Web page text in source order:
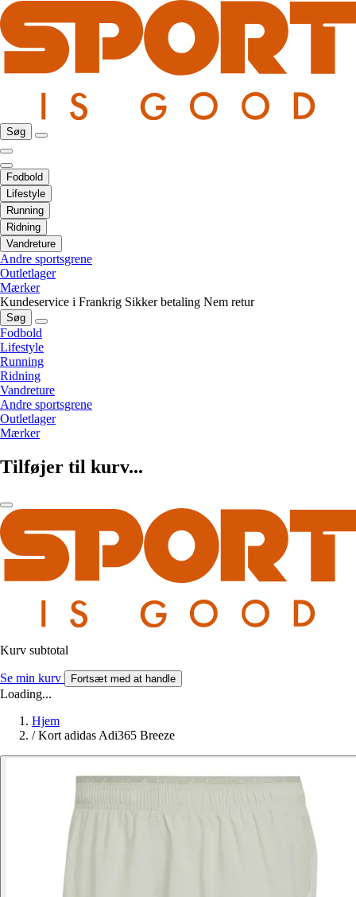
Søg
Fodbold
Lifestyle
Running
Ridning
Vandreture
Andre sportsgrene
Outletlager
Mærker
Kundeservice i Frankrig Sikker betaling Nem retur
Søg
Fodbold
Lifestyle
Running
Ridning
Vandreture
Andre sportsgrene
Outletlager
Mærker
Tilføjer til kurv...
Kurv subtotal
Se min kurv Fortsæt med at handle
Loading...
Hjem
/ Kort adidas Adi365 Breeze